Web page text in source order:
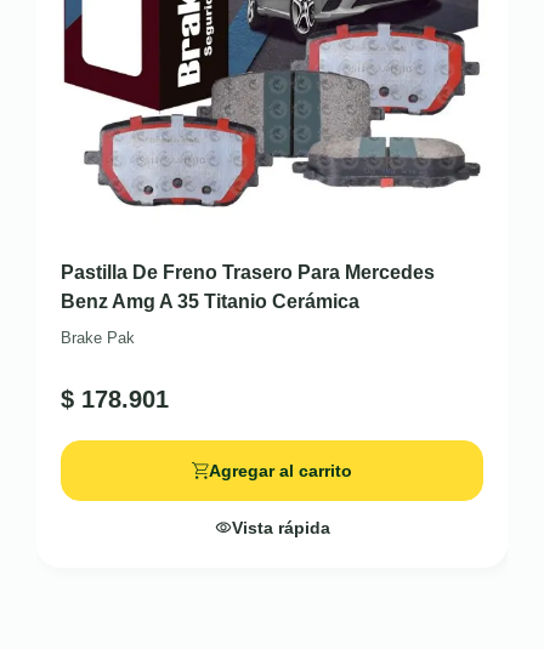
Pastilla De Freno Trasero Para Mercedes
Benz Amg A 35 Titanio Cerámica
Brake Pak
$ 178.901
Agregar al carrito
Vista rápida